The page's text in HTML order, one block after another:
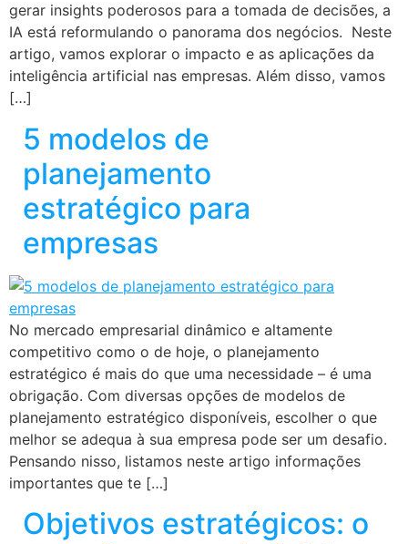
gerar insights poderosos para a tomada de decisões, a
IA está reformulando o panorama dos negócios. Neste
artigo, vamos explorar o impacto e as aplicações da
inteligência artificial nas empresas. Além disso, vamos
[…]
5 modelos de
planejamento
estratégico para
empresas
No mercado empresarial dinâmico e altamente
competitivo como o de hoje, o planejamento
estratégico é mais do que uma necessidade – é uma
obrigação. Com diversas opções de modelos de
planejamento estratégico disponíveis, escolher o que
melhor se adequa à sua empresa pode ser um desafio.
Pensando nisso, listamos neste artigo informações
importantes que te […]
Objetivos estratégicos: o